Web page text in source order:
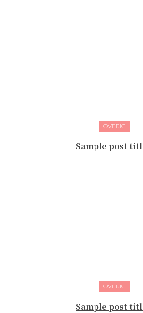
OVERIG
Sample post
OVERIG
Sample post